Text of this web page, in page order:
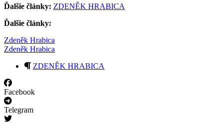
Ďalšie články: ZDENĚK HRABICA
Ďalšie články:
Zdeněk Hrabica
Zdeněk Hrabica
ZDENĚK HRABICA
Facebook
Telegram